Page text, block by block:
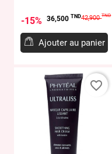
15% Prix
36,500 TNDPrix
base
42,900TND
Ajouter au panier
favorite_border